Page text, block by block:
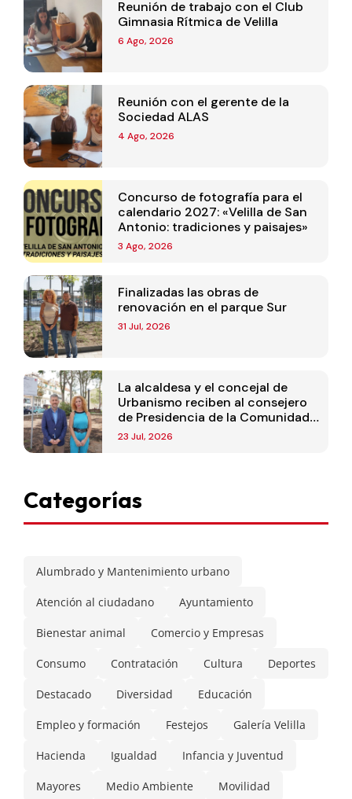
Reunión de trabajo con el Club
Gimnasia Rítmica de Velilla
6 Ago, 2026
Reunión con el gerente de la
Sociedad ALAS
4 Ago, 2026
Concurso de fotografía para el
calendario 2027: «Velilla de San
Antonio: tradiciones y paisajes»
3 Ago, 2026
Finalizadas las obras de
renovación en el parque Sur
31 Jul, 2026
La alcaldesa y el concejal de
Urbanismo reciben al consejero
de Presidencia de la Comunidad
de Madrid
23 Jul, 2026
Categorías
Alumbrado y Mantenimiento urbano
Atención al ciudadano Ayuntamiento
Bienestar animal Comercio y Empresas
Consumo Contratación Cultura Deportes
Destacado Diversidad Educación
Empleo y formación Festejos Galería Velilla
Hacienda Igualdad Infancia y Juventud
Mayores Medio Ambiente Movilidad